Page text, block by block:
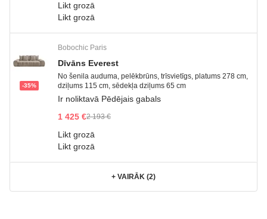
Likt grozā
Likt grozā
-35%
Bobochic Paris
Dīvāns Everest
No šenila auduma, pelēkbrūns, trīsvietīgs, platums 278 cm,
dziļums 115 cm, sēdekļa dziļums 65 cm
Ir noliktavā Pēdējais gabals
1 425 €2 193 €
Likt grozā
Likt grozā
+ VAIRĀK (2)